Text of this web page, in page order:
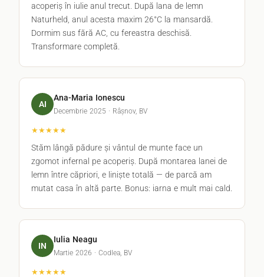
acoperiș în iulie anul trecut. După lana de lemn
Naturheld, anul acesta maxim 26°C la mansardă.
Dormim sus fără AC, cu fereastra deschisă.
Transformare completă.
AI
Ana-Maria Ionescu
Decembrie 2025 · Râșnov, BV
★★★★★
Stăm lângă pădure și vântul de munte face un
zgomot infernal pe acoperiș. După montarea lanei de
lemn între căpriori, e liniște totală — de parcă am
mutat casa în altă parte. Bonus: iarna e mult mai cald.
IN
Iulia Neagu
Martie 2026 · Codlea, BV
★★★★★